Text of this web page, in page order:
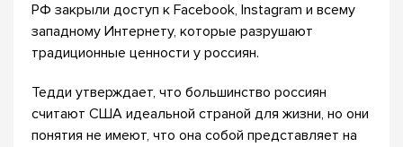
РФ закрыли доступ к Facebook, Instagram и всему
западному Интернету, которые разрушают
традиционные ценности у россиян.
Тедди утверждает, что большинство россиян
считают США идеальной страной для жизни, но они
понятия не имеют, что она собой представляет на